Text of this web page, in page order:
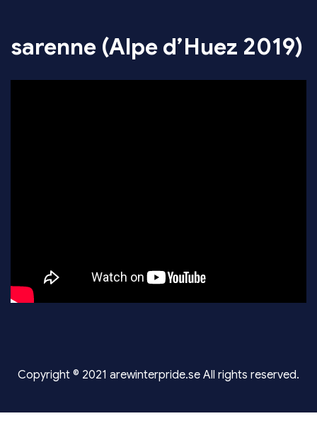
sarenne (Alpe d’Huez 2019)
Copyright © 2021 arewinterpride.se All rights reserved.